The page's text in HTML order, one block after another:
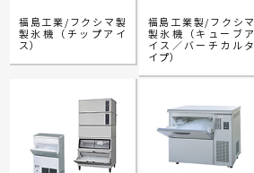
福島工業/フクシマ製
製氷機（チップアイ
ス）
福島工業製/フクシマ
製氷機（キューブア
イス／バーチカルタ
イプ）